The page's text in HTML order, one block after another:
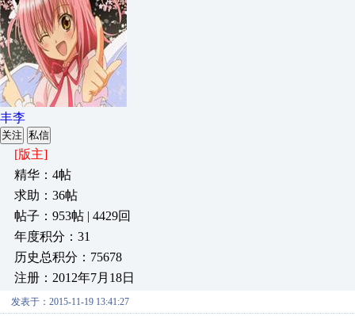
丰李
关注 私信
[版主]
精华：4帖
求助：36帖
帖子：953帖 | 4429回
年度积分：31
历史总积分：75678
注册：2012年7月18日
发表于：2015-11-19 13:41:27